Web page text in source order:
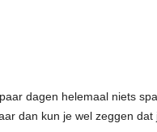
dagen helemaal niets
dan kun je wel zeggen